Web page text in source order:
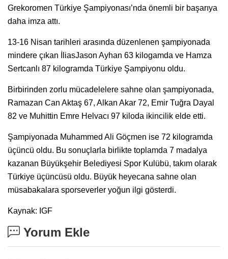
Grekoromen Türkiye Şampiyonası’nda önemli bir başarıya
daha imza attı.
13-16 Nisan tarihleri arasında düzenlenen şampiyonada
mindere çıkan İliasJason Ayhan 63 kilogamda ve Hamza
Sertcanlı 87 kilogramda Türkiye Şampiyonu oldu.
Birbirinden zorlu mücadelelere sahne olan şampiyonada,
Ramazan Can Aktaş 67, Alkan Akar 72, Emir Tuğra Dayal
82 ve Muhittin Emre Helvacı 97 kiloda ikincilik elde etti.
Şampiyonada Muhammed Ali Göçmen ise 72 kilogramda
üçüncü oldu. Bu sonuçlarla birlikte toplamda 7 madalya
kazanan Büyükşehir Belediyesi Spor Kulübü, takım olarak
Türkiye üçüncüsü oldu. Büyük heyecana sahne olan
müsabakalara sporseverler yoğun ilgi gösterdi.
Kaynak: IGF
Yorum Ekle